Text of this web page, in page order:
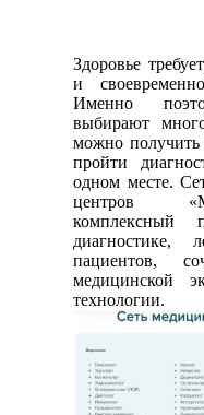
Здоровье
и
Именно
выбирают
можно получить
пройти
одном месте.
центров
комплексный
диагностике,
пациентов,
медицинской
технологии.